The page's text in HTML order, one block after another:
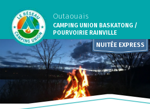
Outaouais
CAMPING UNION BASKATONG /
POURVOIRIE RAINVILLE
NUITÉE EXPRESS